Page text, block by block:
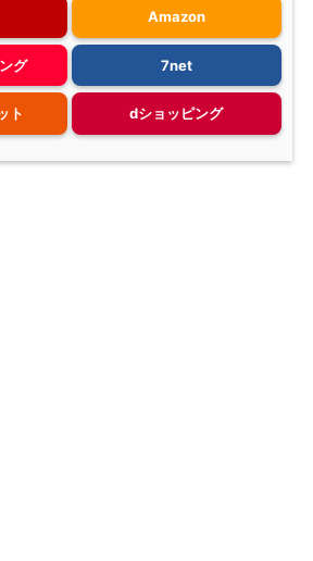
Amazon
グ 7net
ト dショッピング